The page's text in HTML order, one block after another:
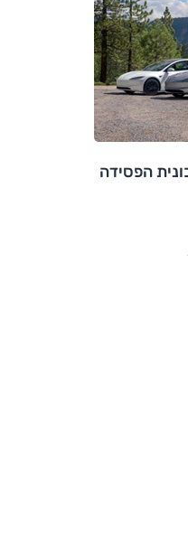
הפסידה